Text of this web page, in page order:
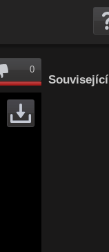
0
Související